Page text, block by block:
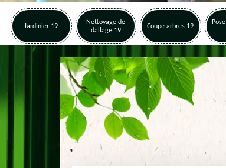
Jardinier 19
Nettoyage de
dallage 19
Coupe arbres 19